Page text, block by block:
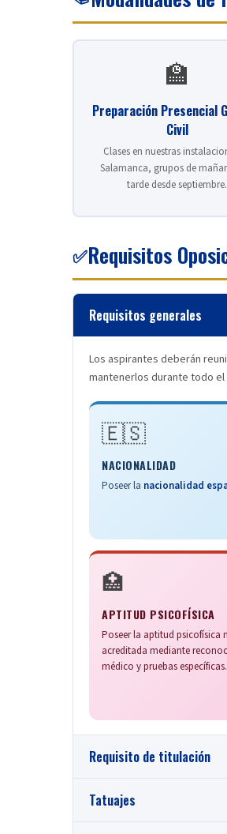
🏫
Preparación Presencial
Civil
Clases en nuestras
Salamanca, grupos de
tarde desde septiembre.
✅Requisitos
Requisitos generales
Los aspirantes deberán
mantenerlos durante todo
🇪🇸
NACIONALIDAD
Poseer la nacionalidad
🏥
APTITUD PSICOFÍSICA
Poseer la aptitud psicofísica
acreditada mediante
médico y pruebas específicas.
Requisito de titulación
Profesional de Grado Medio:
Tatuajes